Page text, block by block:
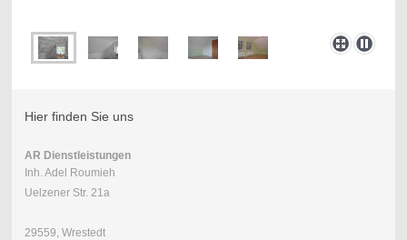
Hier finden Sie uns
AR Dienstleistungen
Inh. Adel Roumieh
Uelzener Str. 21a
29559, Wrestedt